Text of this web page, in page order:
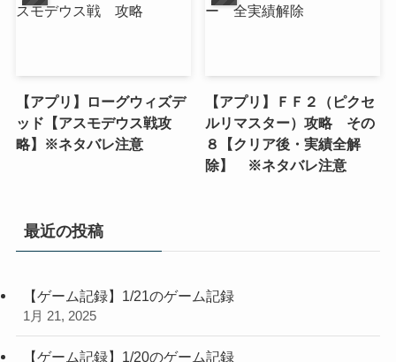
【アプリ】ローグウィズデ
ッド【アスモデウス戦攻
略】※ネタバレ注意
【アプリ】ＦＦ２（ピクセ
ルリマスター）攻略 その
８【クリア後・実績全解
除】 ※ネタバレ注意
最近の投稿
【ゲーム記録】1/21のゲーム記録
1月 21, 2025
【ゲーム記録】1/20のゲーム記録